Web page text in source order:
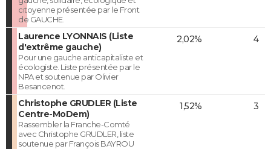
citoyenne présentée par le Front
de GAUCHE.
Laurence LYONNAIS (Liste
d'extrême gauche)
Pour une gauche anticapitaliste et
écologiste. Liste présentée par le
NPA et soutenue par Olivier
Besancenot.
2,02% 4
Christophe GRUDLER (Liste
Centre-MoDem)
Rassembler la Franche-Comté
avec Christophe GRUDLER, liste
soutenue par François BAYROU
1,52% 3